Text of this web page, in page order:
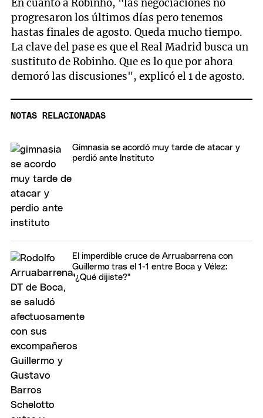
En cuanto a Robinho, "las negociaciones no
progresaron los últimos días pero tenemos
hastas finales de agosto. Queda mucho tiempo.
La clave del pase es que el Real Madrid busca un
sustituto de Robinho. Que es lo que por ahora
demoró las discusiones", explicó el 1 de agosto.
NOTAS RELACIONADAS
Gimnasia se acordó muy tarde de atacar y
perdió ante Instituto
El imperdible cruce de Arruabarrena con
Guillermo tras el 1-1 entre Boca y Vélez:
"¿Qué dijiste?"